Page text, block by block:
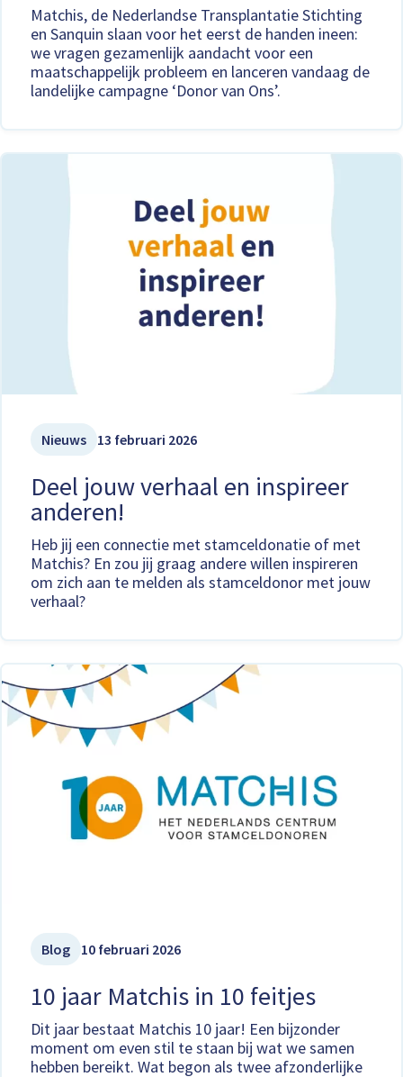
Matchis, de Nederlandse Transplantatie Stichting
en Sanquin slaan voor het eerst de handen ineen:
we vragen gezamenlijk aandacht voor een
maatschappelijk probleem en lanceren vandaag de
landelijke campagne ‘Donor van Ons’.
Nieuws 13 februari 2026
Deel jouw verhaal en inspireer
anderen!
Heb jij een connectie met stamceldonatie of met
Matchis? En zou jij graag andere willen inspireren
om zich aan te melden als stamceldonor met jouw
verhaal?
Blog 10 februari 2026
10 jaar Matchis in 10 feitjes
Dit jaar bestaat Matchis 10 jaar! Een bijzonder
moment om even stil te staan bij wat we samen
hebben bereikt. Wat begon als twee afzonderlijke